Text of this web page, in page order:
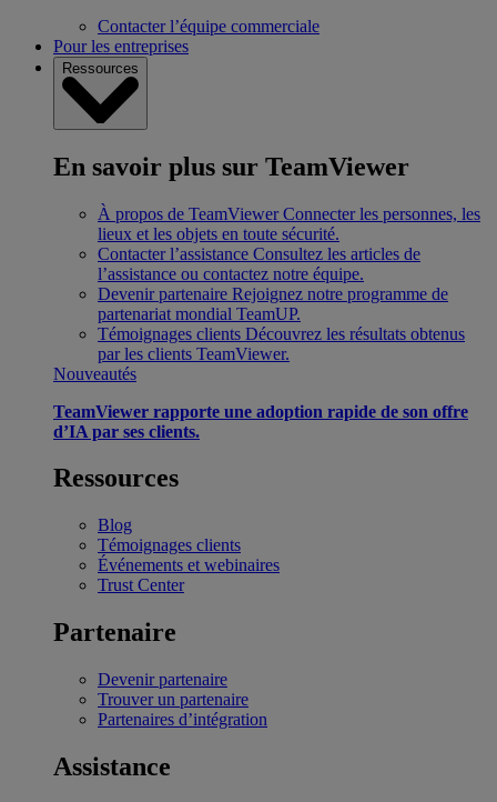
Contacter l’équipe commerciale
Pour les entreprises
Ressources
En savoir plus sur TeamViewer
À propos de TeamViewer Connecter les personnes, les
lieux et les objets en toute sécurité.
Contacter l’assistance Consultez les articles de
l’assistance ou contactez notre équipe.
Devenir partenaire Rejoignez notre programme de
partenariat mondial TeamUP.
Témoignages clients Découvrez les résultats obtenus
par les clients TeamViewer.
Nouveautés
TeamViewer rapporte une adoption rapide de son offre
d’IA par ses clients.
Ressources
Blog
Témoignages clients
Événements et webinaires
Trust Center
Partenaire
Devenir partenaire
Trouver un partenaire
Partenaires d’intégration
Assistance